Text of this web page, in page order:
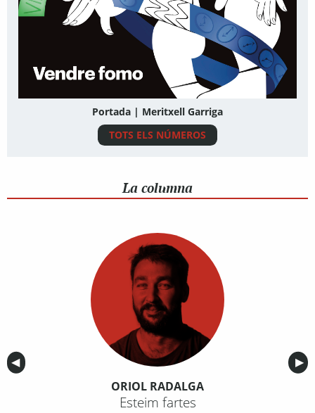
Portada | Meritxell Garriga
TOTS ELS NÚMEROS
La columna
Anterior
◀︎ ▶︎
ORIOL RADALGA
Esteim fartes